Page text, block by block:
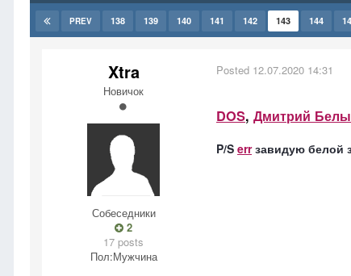
PREV 138 139 140 141 142 143 144
Xtra
Новичок
Собеседники
2
17 posts
Пол:Мужчина
Posted 12.07.2020 14:31
DOS, Дмитрий
P/S errзавидую белой